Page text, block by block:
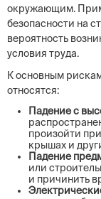
окружающим.
безопасности на
вероятность
условия труда.
К основным
относятся:
Падение с
произойти
крышах и
Падение
или
и причинить